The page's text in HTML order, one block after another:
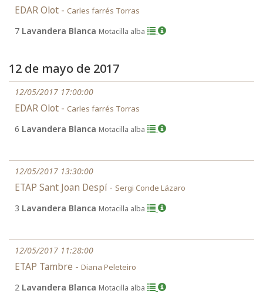
EDAR Olot - Carles farrés Torras
7 Lavandera Blanca Motacilla alba
12 de mayo de 2017
12/05/2017 17:00:00
EDAR Olot - Carles farrés Torras
6 Lavandera Blanca Motacilla alba
12/05/2017 13:30:00
ETAP Sant Joan Despí - Sergi Conde Lázaro
3 Lavandera Blanca Motacilla alba
12/05/2017 11:28:00
ETAP Tambre - Diana Peleteiro
2 Lavandera Blanca Motacilla alba